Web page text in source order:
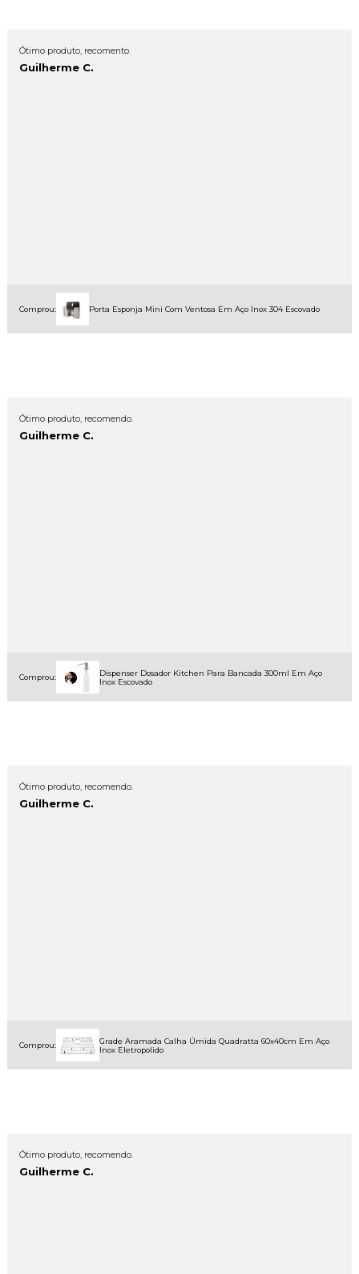
Ótimo produto, recomento.
Guilherme C.
Comprou: Porta Esponja Mini Com Ventosa Em Aço Inox 304 Escovado
Ótimo produto, recomendo.
Guilherme C.
Comprou:
Dispenser Dosador Kitchen Para Bancada 300ml Em Aço
Inox Escovado
Ótimo produto, recomendo.
Guilherme C.
Comprou:
Grade Aramada Calha Úmida Quadratta 60x40cm Em Aço
Inox Eletropolido
Ótimo produto, recomendo.
Guilherme C.